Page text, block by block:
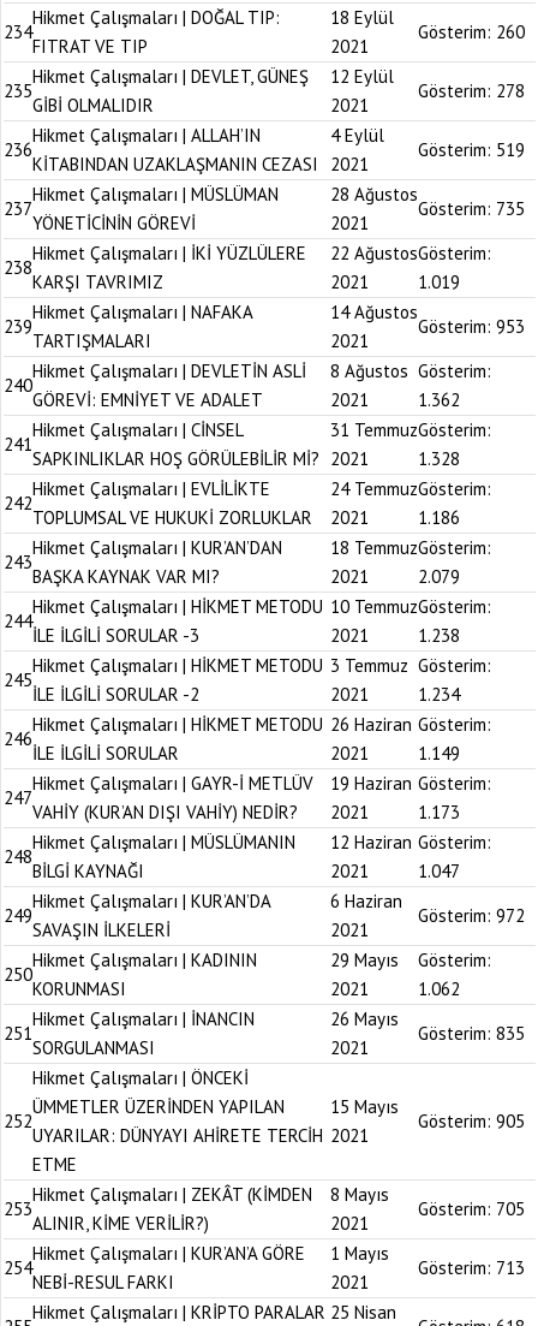
234
Hikmet Çalışmaları | DOĞAL TIP:
FITRAT VE TIP
18 Eylül
2021
Gösterim: 260
235
Hikmet Çalışmaları | DEVLET, GÜNEŞ
GİBİ OLMALIDIR
12 Eylül
2021
Gösterim: 278
236
Hikmet Çalışmaları | ALLAH’IN
KİTABINDAN UZAKLAŞMANIN CEZASI
4 Eylül
2021
Gösterim: 519
237
Hikmet Çalışmaları | MÜSLÜMAN
YÖNETİCİNİN GÖREVİ
28 Ağustos
2021
Gösterim: 735
238
Hikmet Çalışmaları | İKİ YÜZLÜLERE
KARŞI TAVRIMIZ
22 Ağustos
2021
Gösterim:
1.019
239
Hikmet Çalışmaları | NAFAKA
TARTIŞMALARI
14 Ağustos
2021
Gösterim: 953
240
Hikmet Çalışmaları | DEVLETİN ASLİ
GÖREVİ: EMNİYET VE ADALET
8 Ağustos
2021
Gösterim:
1.362
241
Hikmet Çalışmaları | CİNSEL
SAPKINLIKLAR HOŞ GÖRÜLEBİLİR Mİ?
31 Temmuz
2021
Gösterim:
1.328
242
Hikmet Çalışmaları | EVLİLİKTE
TOPLUMSAL VE HUKUKİ ZORLUKLAR
24 Temmuz
2021
Gösterim:
1.186
243
Hikmet Çalışmaları | KUR’AN’DAN
BAŞKA KAYNAK VAR MI?
18 Temmuz
2021
Gösterim:
2.079
244
Hikmet Çalışmaları | HİKMET METODU
İLE İLGİLİ SORULAR -3
10 Temmuz
2021
Gösterim:
1.238
245
Hikmet Çalışmaları | HİKMET METODU
İLE İLGİLİ SORULAR -2
3 Temmuz
2021
Gösterim:
1.234
246
Hikmet Çalışmaları | HİKMET METODU
İLE İLGİLİ SORULAR
26 Haziran
2021
Gösterim:
1.149
247
Hikmet Çalışmaları | GAYR-İ METLÜV
VAHİY (KUR’AN DIŞI VAHİY) NEDİR?
19 Haziran
2021
Gösterim:
1.173
248
Hikmet Çalışmaları | MÜSLÜMANIN
BİLGİ KAYNAĞI
12 Haziran
2021
Gösterim:
1.047
249
Hikmet Çalışmaları | KUR’AN’DA
SAVAŞIN İLKELERİ
6 Haziran
2021
Gösterim: 972
250
Hikmet Çalışmaları | KADININ
KORUNMASI
29 Mayıs
2021
Gösterim:
1.062
251
Hikmet Çalışmaları | İNANCIN
SORGULANMASI
26 Mayıs
2021
Gösterim: 835
252
Hikmet Çalışmaları | ÖNCEKİ
ÜMMETLER ÜZERİNDEN YAPILAN
UYARILAR: DÜNYAYI AHİRETE TERCİH
ETME
15 Mayıs
2021
Gösterim: 905
253
Hikmet Çalışmaları | ZEKÂT (KİMDEN
ALINIR, KİME VERİLİR?)
8 Mayıs
2021
Gösterim: 705
254
Hikmet Çalışmaları | KUR’AN’A GÖRE
NEBİ-RESUL FARKI
1 Mayıs
2021
Gösterim: 713
Hikmet Çalışmaları | KRİPTO PARALAR 25 Nisan